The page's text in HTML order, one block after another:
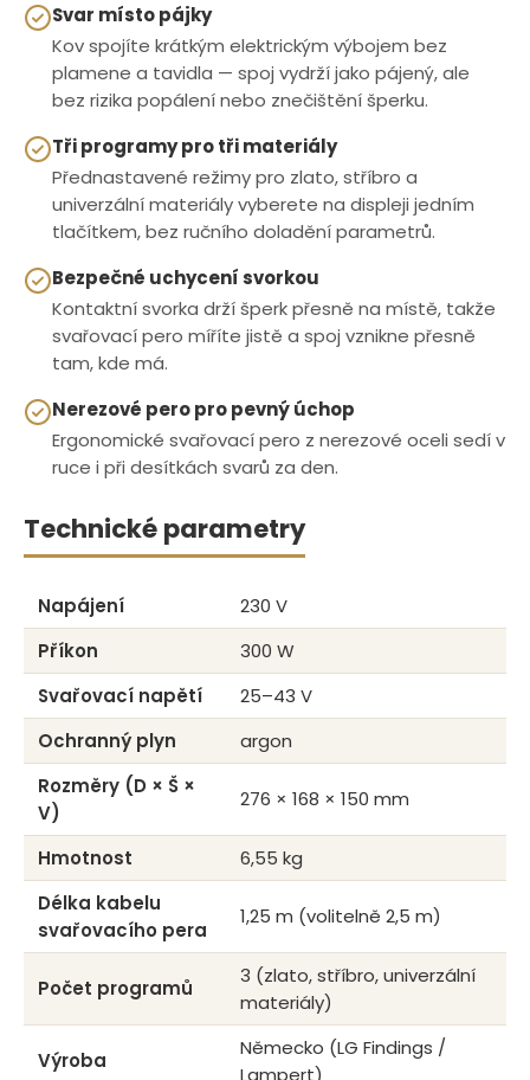
Svar místo pájky
Kov spojíte krátkým elektrickým výbojem bez
plamene a tavidla — spoj vydrží jako pájený, ale
bez rizika popálení nebo znečištění šperku.
Tři programy pro tři materiály
Přednastavené režimy pro zlato, stříbro a
univerzální materiály vyberete na displeji jedním
tlačítkem, bez ručního doladění parametrů.
Bezpečné uchycení svorkou
Kontaktní svorka drží šperk přesně na místě, takže
svařovací pero míříte jistě a spoj vznikne přesně
tam, kde má.
Nerezové pero pro pevný úchop
Ergonomické svařovací pero z nerezové oceli sedí v
ruce i při desítkách svarů za den.
Technické parametry
Napájení
230 V
Příkon
300 W
Svařovací napětí
25–43 V
Ochranný plyn
argon
Rozměry (D × Š ×
V)
276 × 168 × 150 mm
Hmotnost
6,55 kg
Délka kabelu
svařovacího pera
1,25 m (volitelně 2,5 m)
Počet programů
3 (zlato, stříbro, univerzální
materiály)
Výroba
Německo (LG Findings /
Lampert)